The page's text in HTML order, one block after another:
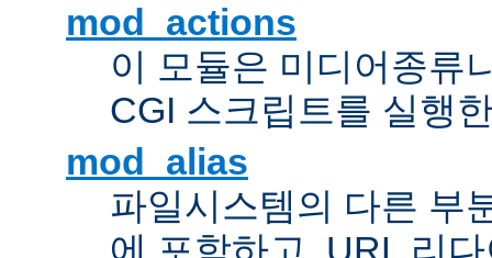
mod_actions
이 모듈은 미디어종류
CGI 스크립트를 실행
mod_alias
파일시스템의 다른 부
에 포함하고, URL 리